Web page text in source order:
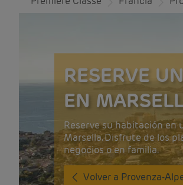
RESERVE
EN
Reserve su habitación en
Marsella. Disfrute de los
negocios o en familia.
Volver a Provenza-